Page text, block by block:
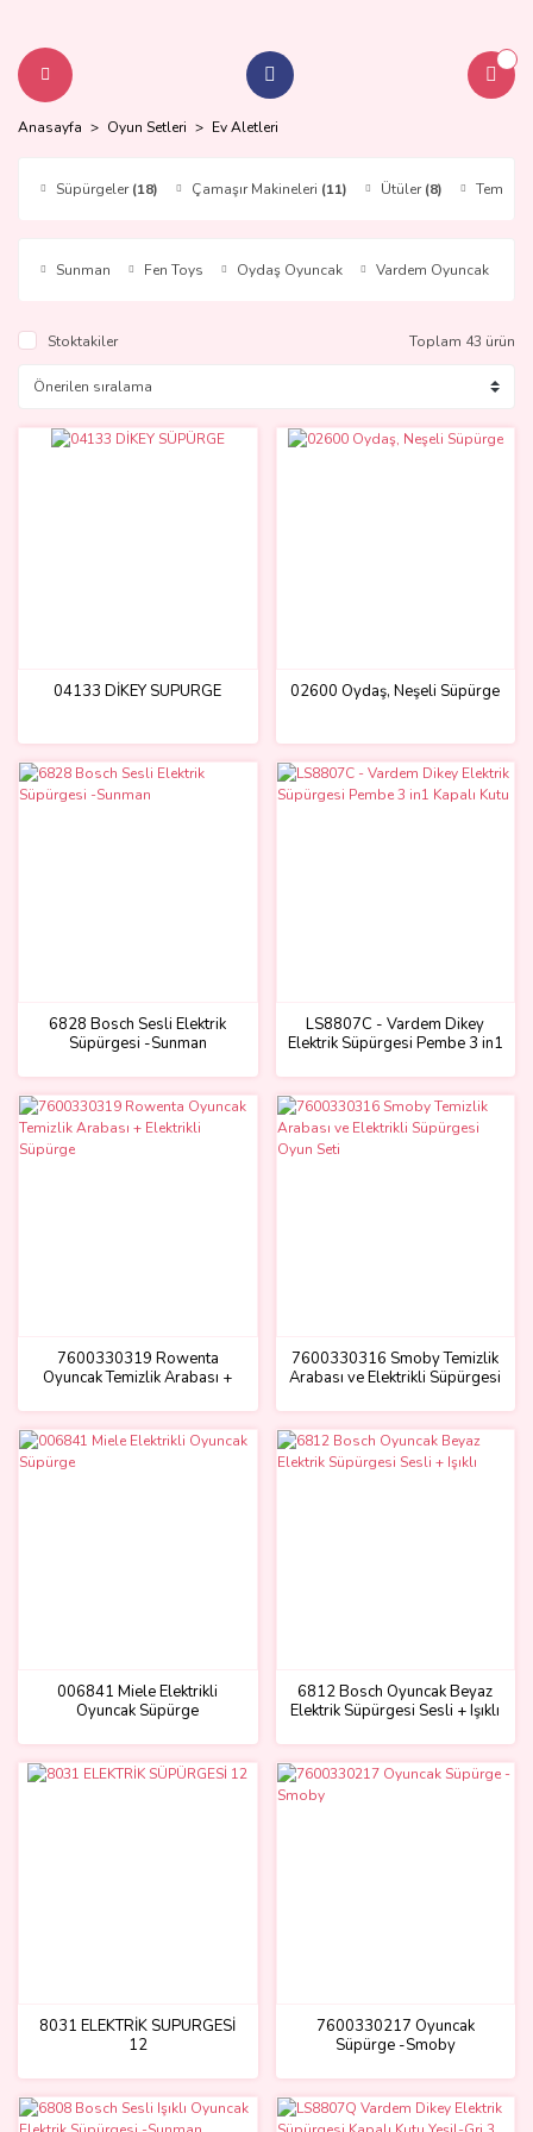
Anasayfa Oyun Setleri Ev Aletleri
Süpürgeler(18) Çamaşır Makineleri (11) Ütüler(8)
Sunman Fen Toys Oydaş Oyuncak Vardem Oyuncak
Stoktakiler Toplam 43 ürün
04133 DİKEY SÜPÜRGE 02600 Oydaş, Neşeli Süpürge
6828 Bosch Sesli Elektrik
Süpürgesi -Sunman
LS8807C - Vardem Dikey
Elektrik Süpürgesi Pembe 3 in1
7600330319 Rowenta
Oyuncak Temizlik Arabası +
7600330316 Smoby Temizlik
Arabası ve Elektrikli Süpürgesi
006841 Miele Elektrikli
Oyuncak Süpürge
6812 Bosch Oyuncak Beyaz
Elektrik Süpürgesi Sesli + Işıklı
8031 ELEKTRİK SÜPÜRGESİ
12
7600330217 Oyuncak
Süpürge -Smoby